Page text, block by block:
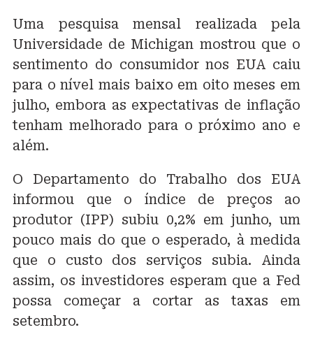
Uma pesquisa mensal realizada pela
Universidade de Michigan mostrou que o
sentimento do consumidor nos EUA caiu
para o nível mais baixo em oito meses em
julho, embora as expectativas de inflação
tenham melhorado para o próximo ano e
além.
O Departamento do Trabalho dos EUA
informou que o índice de preços ao
produtor (IPP) subiu 0,2% em junho, um
pouco mais do que o esperado, à medida
que o custo dos serviços subia. Ainda
assim, os investidores esperam que a Fed
possa começar a cortar as taxas em
setembro.